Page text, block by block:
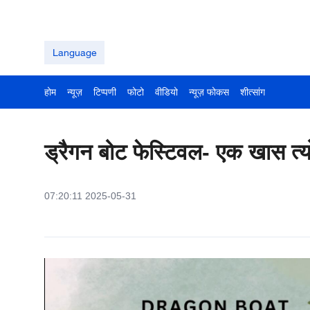
Language
होम न्यूज़ टिप्पणी फोटो वीडियो न्यूज़ फोकस शीत्सांग
ड्रैगन बोट फेस्टिवल- एक खास
07:20:11 2025-05-31